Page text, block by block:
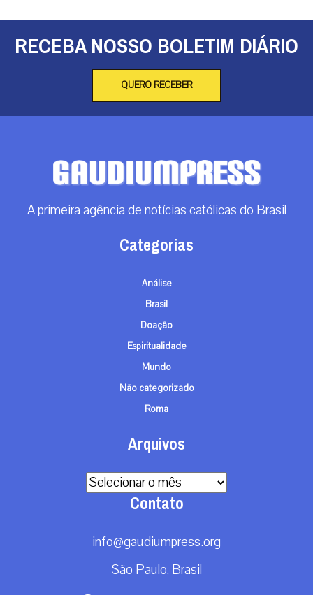
RECEBA NOSSO BOLETIM DIÁRIO
QUERO RECEBER
A primeira agência de notícias católicas do Brasil
Categorias
Análise
Brasil
Doação
Espiritualidade
Mundo
Não categorizado
Roma
Arquivos
Arquivos
Contato
info@gaudiumpress.org
São Paulo, Brasil